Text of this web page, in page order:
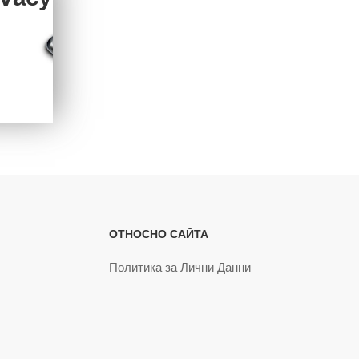
ОТНОСНО САЙТА
Политика за Лични Данни